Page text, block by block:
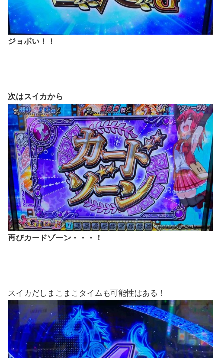
ジョボい！！
次はスイカから
再びカードゾーン・・・！
スイカだしまこまこタイムも可能性はある！